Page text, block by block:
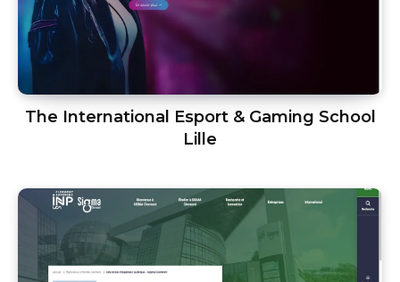
The International Esport & Gaming School
Lille